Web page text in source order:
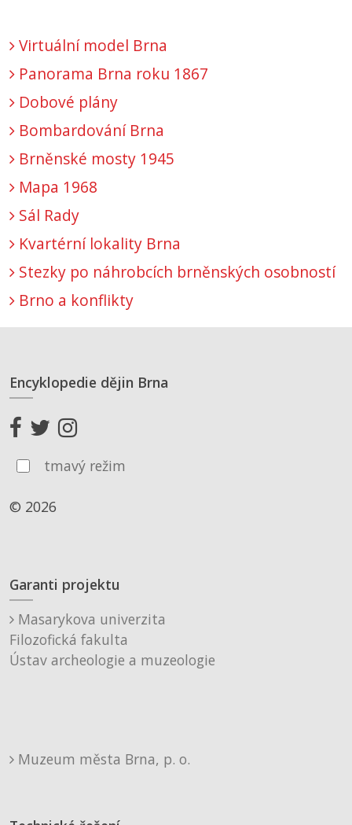
Virtuální model Brna
Panorama Brna roku 1867
Dobové plány
Bombardování Brna
Brněnské mosty 1945
Mapa 1968
Sál Rady
Kvartérní lokality Brna
Stezky po náhrobcích brněnských osobností
Brno a konflikty
Encyklopedie dějin Brna
tmavý režim
© 2026
Garanti projektu
Masarykova univerzita
Filozofická fakulta
Ústav archeologie a muzeologie
Muzeum města Brna, p. o.